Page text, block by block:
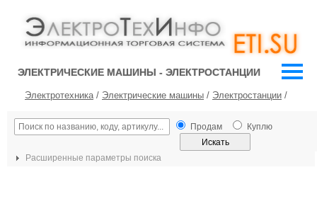
ЭЛЕКТРИЧЕСКИЕ МАШИНЫ - ЭЛЕКТРОСТАНЦИИ
Электротехника/ Электрические машины / Электростанции /
Продам Куплю
Расширенные параметры поиска